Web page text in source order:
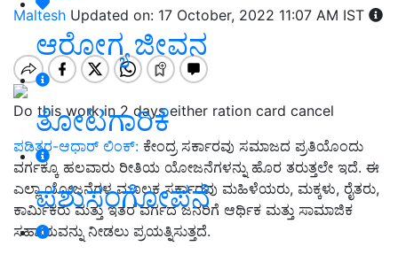
ಆರೋಗ್ಯ ಜೀವನ
ತೋಟಗಾರಿಕೆ
ಪಶುಸಂಗೋಪನೆ
Maltesh Updated on: 17 October, 2022 11:07 AM IST
Do this work in 2 days either ration card cancel
ಪಡಿತರ-ಆಧಾರ್ ಲಿಂಕ್: ಕೇಂದ್ರ ಸರ್ಕಾರವು ಸಮಾಜದ ಪ್ರತಿಯೊಂದು
ವರ್ಗಕ್ಕೂ ಹಲವಾರು ರೀತಿಯ ಯೋಜನೆಗಳನ್ನು ಹೊರ ತರುತ್ತಲೇ ಇದೆ. ಈ
ಎಲ್ಲಾ ಯೋಜನೆಗಳ ಮೂಲಕ ಸರ್ಕಾರವು ಮಹಿಳೆಯರು, ಮಕ್ಕಳು, ರೈತರು,
ಕಾರ್ಮಿಕರು ಮತ್ತು ಇತರ ವರ್ಗದ ಜನರಿಗೆ ಆರ್ಥಿಕ ಮತ್ತು ಸಾಮಾಜಿಕ
ಸಹಾಯವನ್ನು ನೀಡಲು ಪ್ರಯತ್ನಿಸುತ್ತದೆ.